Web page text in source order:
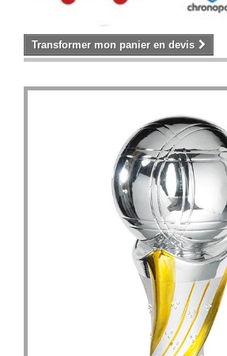
Transformer mon panier en devis